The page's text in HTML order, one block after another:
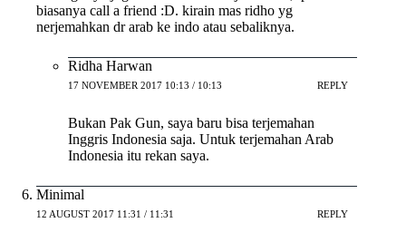
biasanya call a friend :D. kirain mas ridho yg
nerjemahkan dr arab ke indo atau sebaliknya.
Ridha Harwan
17 NOVEMBER 2017 10:13 / 10:13 REPLY
Bukan Pak Gun, saya baru bisa terjemahan
Inggris Indonesia saja. Untuk terjemahan Arab
Indonesia itu rekan saya.
Minimal
12 AUGUST 2017 11:31 / 11:31 REPLY